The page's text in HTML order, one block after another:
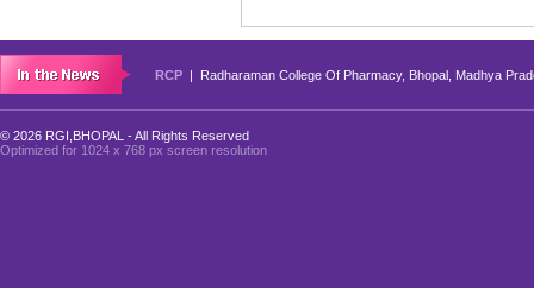
RCP | Radharaman College Of Pharmacy, Bhopal, Madhya
© 2026 RGI,BHOPAL - All Rights Reserved
Optimized for 1024 x 768 px screen resolution